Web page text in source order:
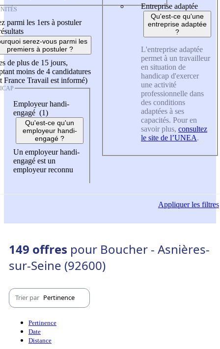
parmi les 1ers à postuler
serez-vous parmi les
premiers à postuler ?
de plus de 15 jours,
moins de 4 candidatures
France Travail est informé)
Employeur handi-
engagé (1)
Qu'est-ce qu'un
employeur handi-
engagé ?
Un employeur handi-
engagé est un
employeur reconnu
Entreprise adaptée
Qu'est-ce qu'une
entreprise adaptée
?
L'entreprise adaptée
permet à un travailleur
en situation de
handicap d'exercer
une activité
professionnelle dans
des conditions
adaptées à ses
capacités. Pour en
savoir plus, consultez
le site de l’UNEA.
Appliquerles filtres
149 offres pour Boucher - Asnières-
sur-Seine (92600)
Trier par Pertinence
Pertinence
Date
Distance